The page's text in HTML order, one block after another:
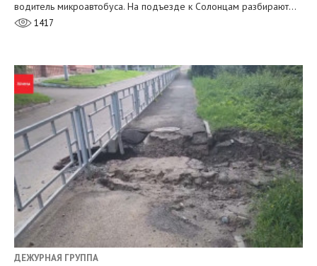
водитель микроавтобуса. На подъезде к Солонцам разбирают…
1417
ДЕЖУРНАЯ ГРУППА